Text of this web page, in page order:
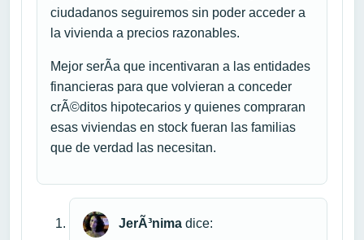
ciudadanos seguiremos sin poder acceder a
la vivienda a precios razonables.
Mejor serÃ­a que incentivaran a las entidades
financieras para que volvieran a conceder
crÃ©ditos hipotecarios y quienes compraran
esas viviendas en stock fueran las familias
que de verdad las necesitan.
JerÃ³nima dice: